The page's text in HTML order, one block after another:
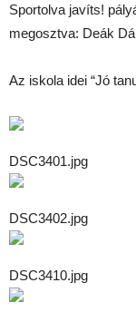
Sportolva javíts!
megosztva: Deák
Az iskola idei “Jó
DSC3401.jpg
DSC3402.jpg
DSC3410.jpg